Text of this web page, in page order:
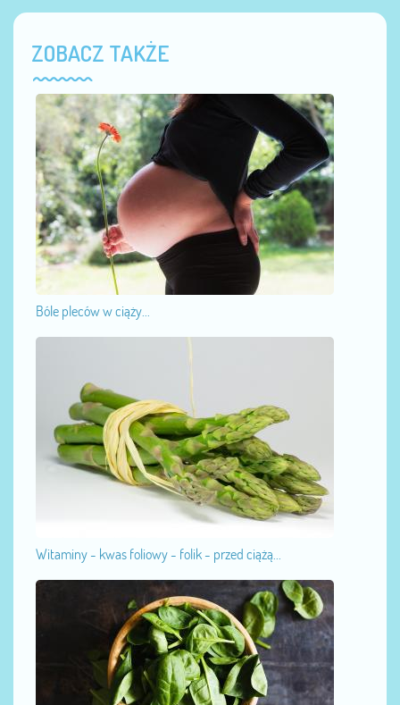
ZOBACZ TAKŻE
Bóle pleców w ciąży...
Witaminy - kwas foliowy - folik - przed ciążą...